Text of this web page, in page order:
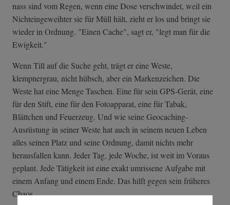
nass sind vom Regen, wenn eine Dose verschwindet, weil ein
Nichteingeweihter sie für Müll hält, zieht er los und bringt sie
wieder in Ordnung. "Einen Cache", sagt er, "legt man für die
Ewigkeit."
Wenn Till auf die Suche geht, trägt er eine Weste,
klempnergrau, nicht hübsch, aber ein Markenzeichen. Die
Weste hat eine Menge Taschen. Eine für sein GPS-Gerät, eine
für den Stift, eine für den Fotoapparat, eine für Tabak,
Blättchen und Feuerzeug. Und wie seine Geocaching-
Ausrüstung in seiner Weste hat auch in seinem neuen Leben
alles seinen Platz und seine Ordnung, damit nichts mehr
herausfallen kann. Jeder Tag, jede Woche, ist weit im Voraus
geplant. Jede Tätigkeit ist eine exakt umrissene Aufgabe mit
einem Anfang und einem Ende. Das hilft gegen sein früheres
Chaos.